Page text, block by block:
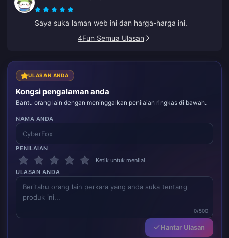
Saya suka laman web ini dan harga-harga ini.
4Fun Semua Ulasan
ULASAN ANDA
Kongsi pengalaman anda
Bantu orang lain dengan meninggalkan penilaian ringkas di bawah.
NAMA ANDA
PENILAIAN
Ketik untuk menilai
ULASAN ANDA
0/500
Hantar Ulasan